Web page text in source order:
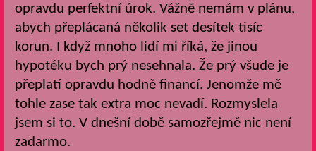
opravdu perfektní úrok. Vážně nemám v plánu,
abych přeplácaná několik set desítek tisíc
korun. I když mnoho lidí mi říká, že jinou
hypotéku bych prý nesehnala. Že prý všude je
přeplatí opravdu hodně financí. Jenomže mě
tohle zase tak extra moc nevadí. Rozmyslela
jsem si to. V dnešní době samozřejmě nic není
zadarmo.